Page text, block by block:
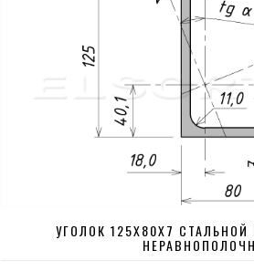
УГОЛОК 125Х80Х7 СТАЛЬНОЙ